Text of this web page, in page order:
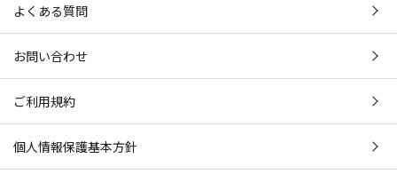
よくある質問
お問い合わせ
ご利用規約
個人情報保護基本方針